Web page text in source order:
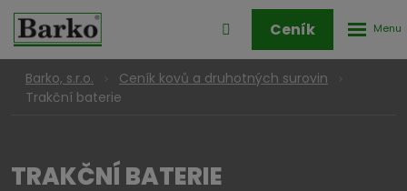
Přihlášení
klienstké
zóny
Ceník
Barko, s.r.o.
Ceník kovů a druhotných surovin
Trakční baterie
TRAKČNÍ BATERIE